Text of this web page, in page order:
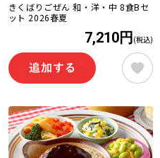
きくばりごぜん 和・洋・中 8食Bセ
ット 2026春夏
7,210円 (税込)